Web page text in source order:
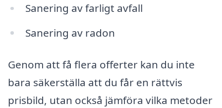
Sanering av farligt avfall
Sanering av radon
Genom att få flera offerter kan du inte
bara säkerställa att du får en rättvis
prisbild, utan också jämföra vilka metoder